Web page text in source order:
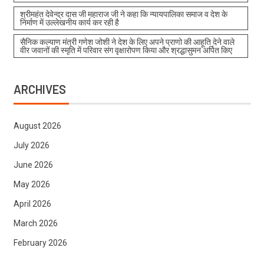
श्रीमहंत देवेन्द्र दास जी महाराज जी ने कहा कि न्यायपालिका समाज व देश के
निर्माण में उल्लेखनीय कार्य कर रही है
सैनिक कल्याण मंत्री गणेश जोशी ने देश के लिए अपने प्राणो की आहूति देने वाले
वीर जवानों की स्मृति में परिवार संग वृक्षारोपण किया और श्रद्धासुमन अर्पित किए
ARCHIVES
August 2026
July 2026
June 2026
May 2026
April 2026
March 2026
February 2026